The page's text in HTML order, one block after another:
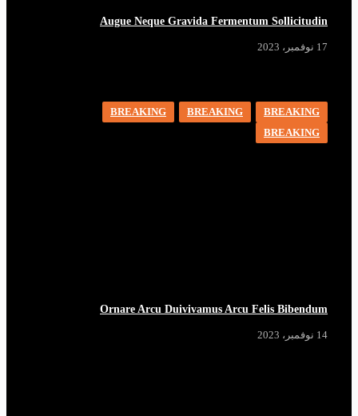
Augue Neque Gravida Fermentum Sollicitudin
17 نوفمبر، 2023
BREAKING
BREAKING
BREAKING
BREAKING
Ornare Arcu Duivivamus Arcu Felis Bibendum
14 نوفمبر، 2023